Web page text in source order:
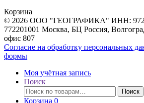
Корзина
© 2026 ООО "ГЕОГРАФИКА" ИНН:
772201001 Москва, БЦ Россия,
офис 807
Согласие на обработку персональных
формы
Моя учётная запись
Поиск
Искать:
Поиск
Корзина 0